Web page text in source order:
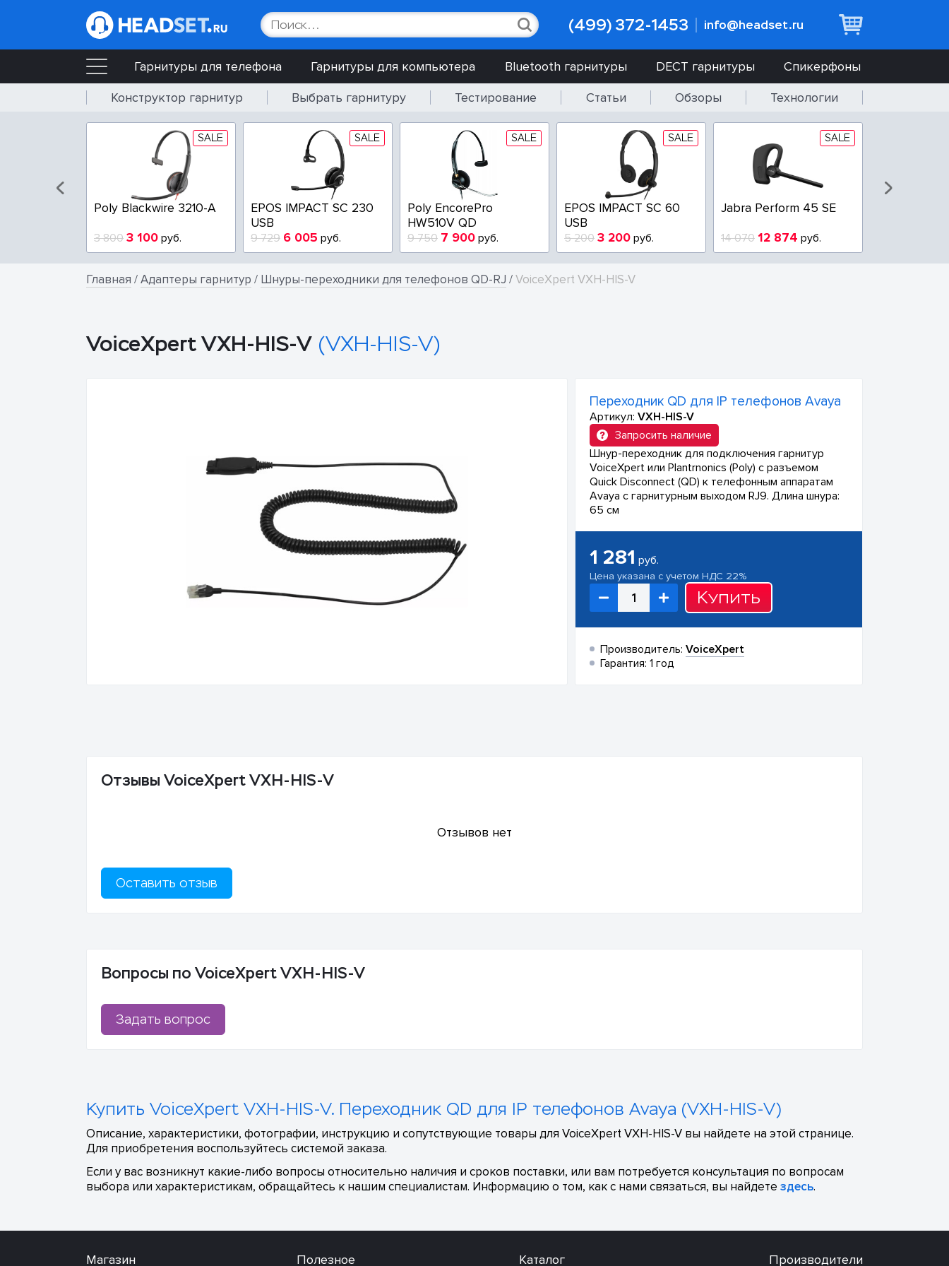
(499) 372-1453 info@headset.ru
Гарнитуры для телефона Гарнитуры для компьютера Bluetooth гарнитуры DECT гарнитуры
Спикерфоны
Конструктор гарнитур
Выбрать гарнитуру Тестирование Статьи Обзоры Технологии
SALE
Poly Blackwire 3210-A
3 800 3 100 руб.
SALE
EPOS IMPACT SC 230
USB
9 729 6 005 руб.
SALE
Poly EncorePro
HW510V QD
9 750 7 900 руб.
SALE
EPOS IMPACT SC 60
USB
5 200 3 200 руб.
SALE
Jabra Perform 45 SE
14 070 12 874 руб.
Главная /Адаптеры гарнитур / Шнуры-переходники для телефонов QD-RJ /VoiceXpert VXH-HIS-V
VoiceXpert VXH-HIS-V (VXH-HIS-V)
Переходник QD для IP телефонов Avaya
Артикул: VXH-HIS-V
Запросить наличие
Шнур-переходник для подключения гарнитур
VoiceXpert или Plantrnonics (Poly) с разъемом
Quick Disconnect (QD) к телефонным аппаратам
Avaya с гарнитурным выходом RJ9. Длина шнура:
65 см
1 281 руб.
Цена указана с учетом НДС 22%
Купить
Производитель: VoiceXpert
Гарантия: 1 год
Отзывы VoiceXpert VXH-HIS-V
Отзывов нет
Оставить отзыв
Вопросы по VoiceXpert VXH-HIS-V
Задать вопрос
Купить VoiceXpert VXH-HIS-V. Переходник QD для IP телефонов Avaya (VXH-HIS-V)
Описание, характеристики, фотографии, инструкцию и сопутствующие товары для VoiceXpert VXH-HIS-V вы найдете на этой странице.
Для приобретения воспользуйтесь системой заказа.
Если у вас возникнут какие-либо вопросы относительно наличия и сроков поставки, или вам потребуется консультация по вопросам
выбора или характеристикам, обращайтесь к нашим специалистам. Информацию о том, как с нами связаться, вы найдете здесь.
Магазин Полезное Каталог Производители